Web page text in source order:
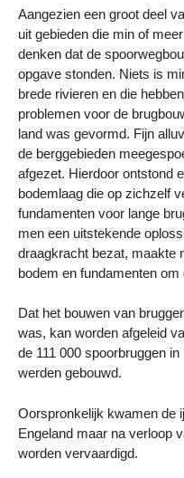
Aangezien een groot deel
uit gebieden die min of
denken dat de
opgave stonden. Niets is
brede rivieren en die
problemen voor de
land was gevormd. Fijn
de berggebieden
afgezet. Hierdoor ontstond
bodemlaag die op zichzelf
fundamenten voor lange
men een uitstekende
draagkracht bezat, maakte
bodem en fundamenten
Dat het bouwen van
was, kan worden afgeleid
de 111 000 spoorbruggen
werden gebouwd.
Oorspronkelijk kwamen de
Engeland maar na verloop
worden vervaardigd.